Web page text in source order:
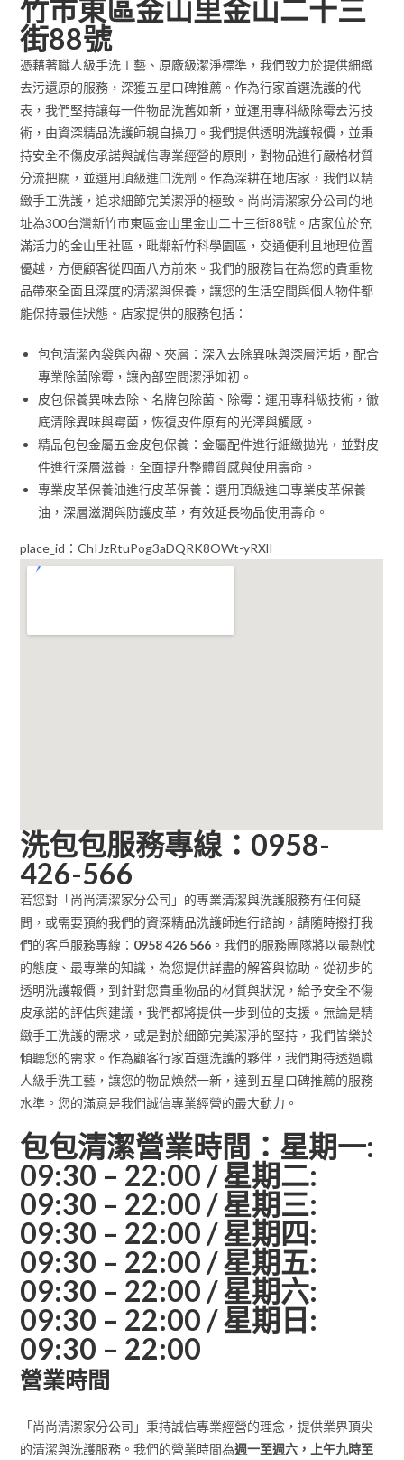
竹市東區金山里金山二十三
街88號
憑藉著職人級手洗工藝、原廠級潔淨標準，我們致力於提供細緻
去污還原的服務，深獲五星口碑推薦。作為行家首選洗護的代
表，我們堅持讓每一件物品洗舊如新，並運用專科級除霉去污技
術，由資深精品洗護師親自操刀。我們提供透明洗護報價，並秉
持安全不傷皮承諾與誠信專業經營的原則，對物品進行嚴格材質
分流把關，並選用頂級進口洗劑。作為深耕在地店家，我們以精
緻手工洗護，追求細節完美潔淨的極致。尚尚清潔家分公司的地
址為300台灣新竹市東區金山里金山二十三街88號。店家位於充
滿活力的金山里社區，毗鄰新竹科學園區，交通便利且地理位置
優越，方便顧客從四面八方前來。我們的服務旨在為您的貴重物
品帶來全面且深度的清潔與保養，讓您的生活空間與個人物件都
能保持最佳狀態。店家提供的服務包括：
包包清潔內袋與內襯、夾層：深入去除異味與深層污垢，配合
專業除菌除霉，讓內部空間潔淨如初。
皮包保養異味去除、名牌包除菌、除霉：運用專科級技術，徹
底清除異味與霉菌，恢復皮件原有的光澤與觸感。
精品包包金屬五金皮包保養：金屬配件進行細緻拋光，並對皮
件進行深層滋養，全面提升整體質感與使用壽命。
專業皮革保養油進行皮革保養：選用頂級進口專業皮革保養
油，深層滋潤與防護皮革，有效延長物品使用壽命。
place_id：ChIJzRtuPog3aDQRK8OWt-yRXlI
洗包包服務專線：0958-
426-566
若您對「尚尚清潔家分公司」的專業清潔與洗護服務有任何疑
問，或需要預約我們的資深精品洗護師進行諮詢，請隨時撥打我
們的客戶服務專線： 0958 426 566 。我們的服務團隊將以最熱忱
的態度、最專業的知識，為您提供詳盡的解答與協助。從初步的
透明洗護報價，到針對您貴重物品的材質與狀況，給予安全不傷
皮承諾的評估與建議，我們都將提供一步到位的支援。無論是精
緻手工洗護的需求，或是對於細節完美潔淨的堅持，我們皆樂於
傾聽您的需求。作為顧客行家首選洗護的夥伴，我們期待透過職
人級手洗工藝，讓您的物品煥然一新，達到五星口碑推薦的服務
水準。您的滿意是我們誠信專業經營的最大動力。
包包清潔營業時間：星期一:
09:30 – 22:00 / 星期二:
09:30 – 22:00 / 星期三:
09:30 – 22:00 / 星期四:
09:30 – 22:00 / 星期五:
09:30 – 22:00 / 星期六:
09:30 – 22:00 / 星期日:
09:30 – 22:00
營業時間
「尚尚清潔家分公司」秉持誠信專業經營的理念，提供業界頂尖
的清潔與洗護服務。我們的營業時間為週一至週六，上午九時至